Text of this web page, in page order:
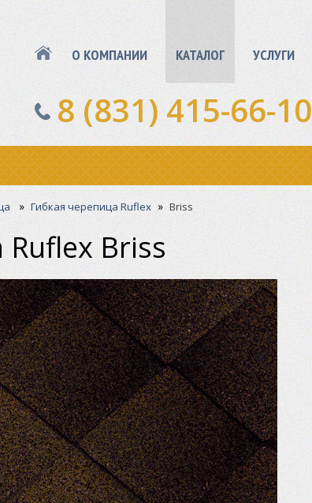
О КОМПАНИИ КАТАЛОГ УСЛУГИ
8 (831) 415-66-10
» Гибкая черепица Ruflex » Briss
Briss